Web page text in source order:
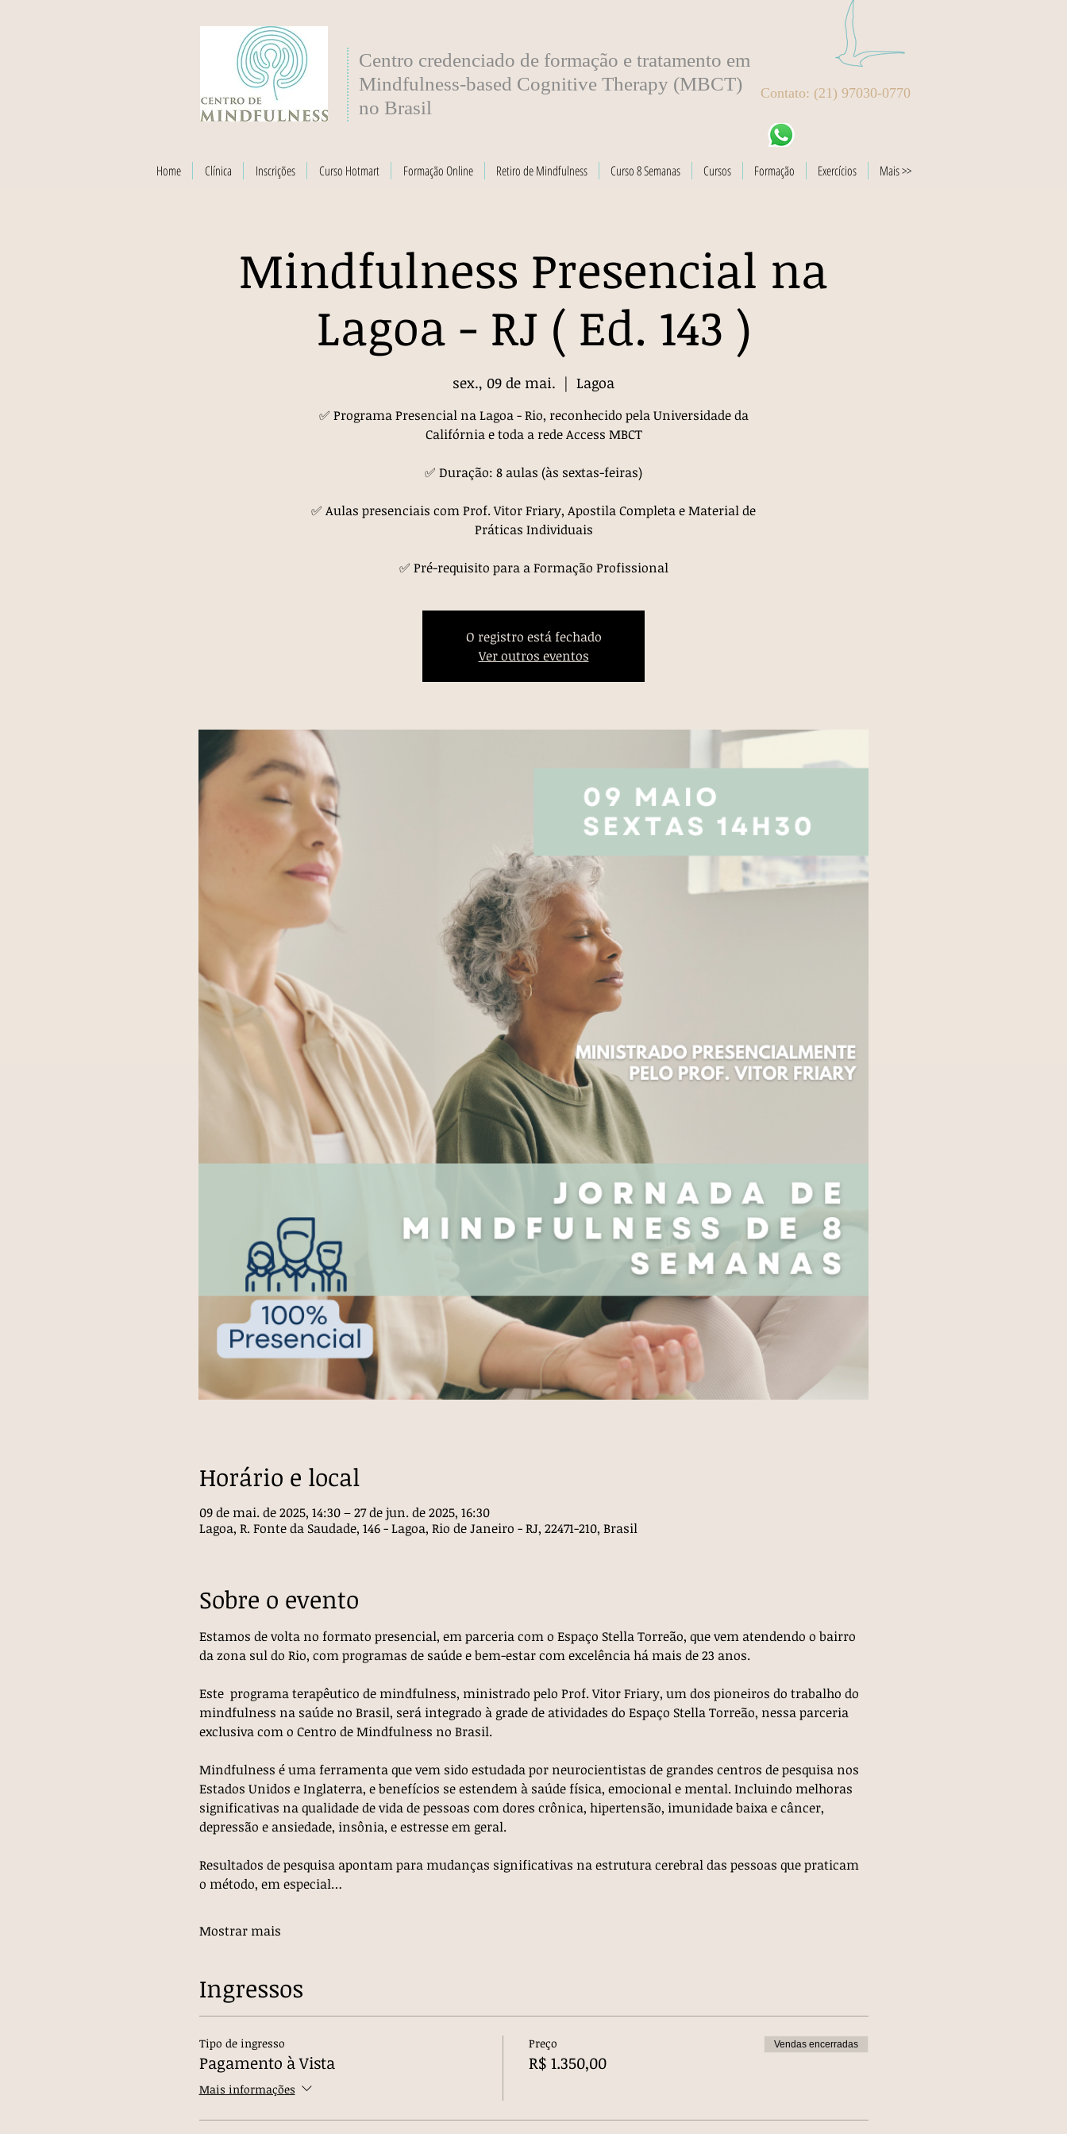
​Centro credenciado de formação e tratamento em
Mindfulness-based Cognitive Therapy (MBCT)
no Brasil
Contato: (21) 97030-0770
Home Clínica Inscrições Curso Hotmart Formação Online Retiro de Mindfulness Curso 8 Semanas Cursos Formação Exercícios Mais >>
Mindfulness Presencial na
Lagoa - RJ ( Ed. 143 )
sex., 09 de mai.
  |
Lagoa
✅ Programa Presencial na Lagoa - Rio, reconhecido pela Universidade da
Califórnia e toda a rede Access MBCT
✅ Duração: 8 aulas (às sextas-feiras)
✅ Aulas presenciais com Prof. Vitor Friary, Apostila Completa e Material de
Práticas Individuais
✅ Pré-requisito para a Formação Profissional
O registro está fechado
Ver outros eventos
Horário e local
09 de mai. de 2025, 14:30 – 27 de jun. de 2025, 16:30
Lagoa, R. Fonte da Saudade, 146 - Lagoa, Rio de Janeiro - RJ, 22471-210, Brasil
Sobre o evento
Estamos de volta no formato presencial, em parceria com o Espaço Stella Torreão, que vem atendendo o bairro
da zona sul do Rio, com programas de saúde e bem-estar com excelência há mais de 23 anos.
Este  programa terapêutico de mindfulness, ministrado pelo Prof. Vitor Friary, um dos pioneiros do trabalho do
mindfulness na saúde no Brasil, será integrado à grade de atividades do Espaço Stella Torreão, nessa parceria
exclusiva com o Centro de Mindfulness no Brasil.
Mindfulness é uma ferramenta que vem sido estudada por neurocientistas de grandes centros de pesquisa nos
Estados Unidos e Inglaterra, e benefícios se estendem à saúde física, emocional e mental. Incluindo melhoras
significativas na qualidade de vida de pessoas com dores crônica, hipertensão, imunidade baixa e câncer,
depressão e ansiedade, insônia, e estresse em geral.
Resultados de pesquisa apontam para mudanças significativas na estrutura cerebral das pessoas que praticam
o método, em especial…
Mostrar mais
Ingressos
Tipo de ingresso
Pagamento à Vista
Mais informações
Preço
R$ 1.350,00
Vendas encerradas